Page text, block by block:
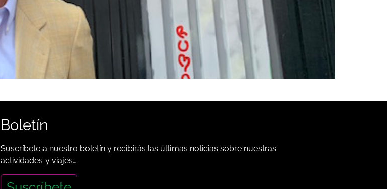
Boletín
Suscríbete a nuestro boletín y recibirás las últimas noticias sobre nuestras
actividades y viajes…